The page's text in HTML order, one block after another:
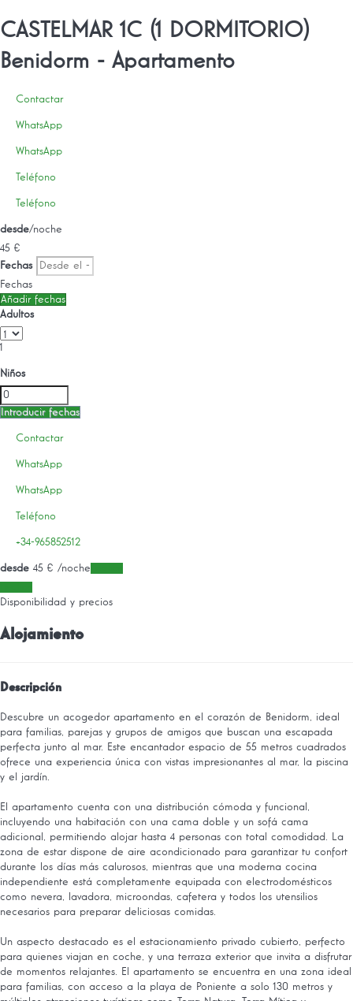
CASTELMAR 1C (1 DORMITORIO)
Benidorm - Apartamento
Contactar
WhatsApp
WhatsApp
Teléfono
Teléfono
desde/noche
45 €
Fechas
Fechas
Añadir fechas
Adultos
1
Niños
Introducir fechas
Contactar
WhatsApp
WhatsApp
Teléfono
+34-965852512
desde 45 € /noche
Disponibilidad y precios
Alojamiento
Descripción
Descubre un acogedor apartamento en el corazón de Benidorm, ideal
para familias, parejas y grupos de amigos que buscan una escapada
perfecta junto al mar. Este encantador espacio de 55 metros cuadrados
ofrece una experiencia única con vistas impresionantes al mar, la piscina
y el jardín.
El apartamento cuenta con una distribución cómoda y funcional,
incluyendo una habitación con una cama doble y un sofá cama
adicional, permitiendo alojar hasta 4 personas con total comodidad. La
zona de estar dispone de aire acondicionado para garantizar tu confort
durante los días más calurosos, mientras que una moderna cocina
independiente está completamente equipada con electrodomésticos
como nevera, lavadora, microondas, cafetera y todos los utensilios
necesarios para preparar deliciosas comidas.
Un aspecto destacado es el estacionamiento privado cubierto, perfecto
para quienes viajan en coche, y una terraza exterior que invita a disfrutar
de momentos relajantes. El apartamento se encuentra en una zona ideal
para familias, con acceso a la playa de Poniente a solo 130 metros y